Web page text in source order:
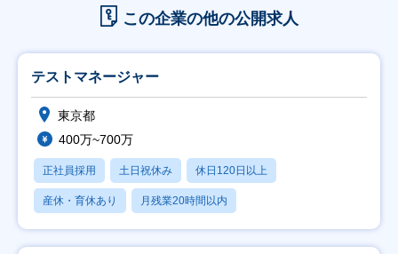
この企業の他の公開求人
テストマネージャー
東京都
400万~700万
正社員採用 土日祝休み 休日120日以上
産休・育休あり 月残業20時間以内